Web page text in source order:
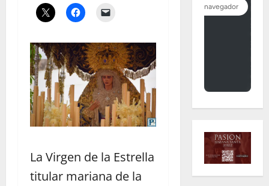
La Virgen de la Estrella
titular mariana de la